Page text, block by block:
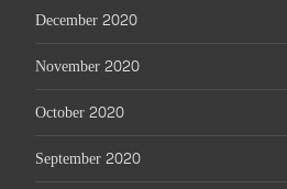
December 2020
November 2020
October 2020
September 2020